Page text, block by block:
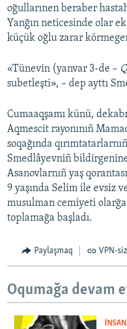
oğullarınen beraber
Yanğın neticesinde olar
küçük oğlu zarar
«Tünevin (yanvar 3-de –
subetleşti», – dep ayttı
Cumaaqşamı künü,
Aqmescit rayonınıñ
soqağında
Smedlâyevniñ
Asanovlarnıñ yaş
9 yaşında Selim ile evsiz
musulman cemiyeti
toplamağa başladı.
Paylaşmaq VPN-
Oqumağa devam